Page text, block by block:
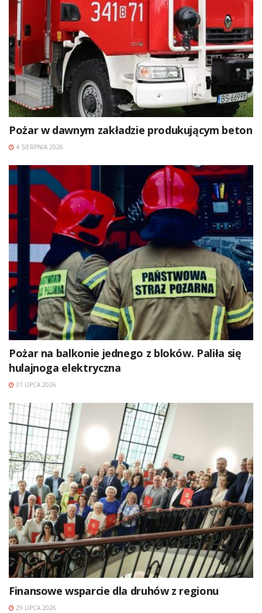
Pożar w dawnym zakładzie produkującym beton
4 SIERPNIA 2026
Pożar na balkonie jednego z bloków. Paliła się
hulajnoga elektryczna
31 LIPCA 2026
Finansowe wsparcie dla druhów z regionu
29 LIPCA 2026